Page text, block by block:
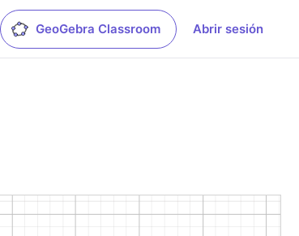
GeoGebra Classroom Abrir sesión